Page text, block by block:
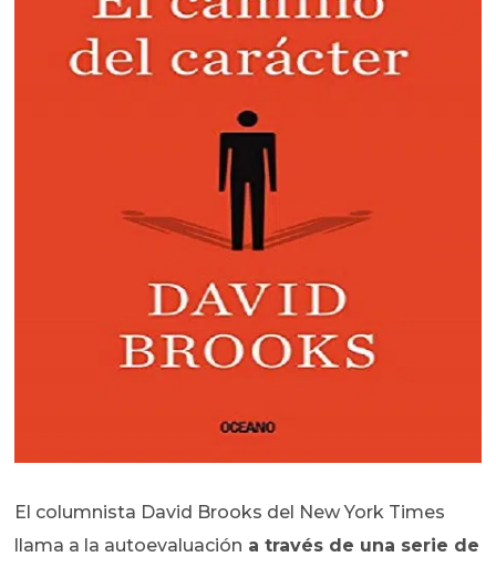
El columnista David Brooks del New York Times
llama a la autoevaluación a través de una serie de